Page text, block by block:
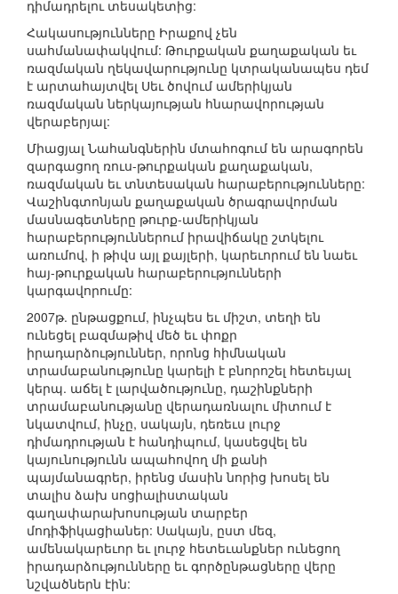
դիմադրելու տեսակետից:
Հակասությունները Իրաքով չեն
սահմանափակվում: Թուրքական քաղաքական եւ
ռազմական ղեկավարությունը կտրականապես դեմ
է արտահայտվել Սեւ ծովում ամերիկյան
ռազմական ներկայության հնարավորության
վերաբերյալ:
Միացյալ Նահանգներին մտահոգում են արագորեն
զարգացող ռուս-թուրքական քաղաքական,
ռազմական եւ տնտեսական հարաբերությունները:
Վաշինգտոնյան քաղաքական ծրագրավորման
մասնագետները թուրք-ամերիկյան
հարաբերություններում իրավիճակը շտկելու
առումով, ի թիվս այլ քայլերի, կարեւորում են նաեւ
հայ-թուրքական հարաբերությունների
կարգավորումը:
2007թ. ընթացքում, ինչպես եւ միշտ, տեղի են
ունեցել բազմաթիվ մեծ եւ փոքր
իրադարձություններ, որոնց հիմնական
տրամաբանությունը կարելի է բնորոշել հետեւյալ
կերպ. աճել է լարվածությունը, դաշինքների
տրամաբանությանը վերադառնալու միտում է
նկատվում, ինչը, սակայն, դեռեւս լուրջ
դիմադրության է հանդիպում, կասեցվել են
կայունությունն ապահովող մի քանի
պայմանագրեր, իրենց մասին նորից խոսել են
տալիս ձախ սոցիալիստական
գաղափարախոսության տարբեր
մոդիֆիկացիաներ: Սակայն, ըստ մեզ,
ամենակարեւոր եւ լուրջ հետեւանքներ ունեցող
իրադարձությունները եւ գործընթացները վերը
նշվածներն էին: